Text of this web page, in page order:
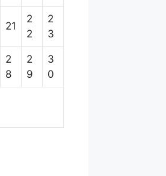
21
2
2
2
3
2
8
2
9
3
0